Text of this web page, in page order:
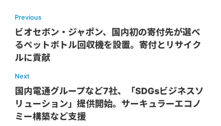
Previous
ビオセボン・ジャポン、国内初の寄付先が選べ
るペットボトル回収機を設置。寄付とリサイク
ルに貢献
Next
国内電通グループなど7社、「SDGsビジネスソ
リューション」提供開始。サーキュラーエコノ
ミー構築など支援